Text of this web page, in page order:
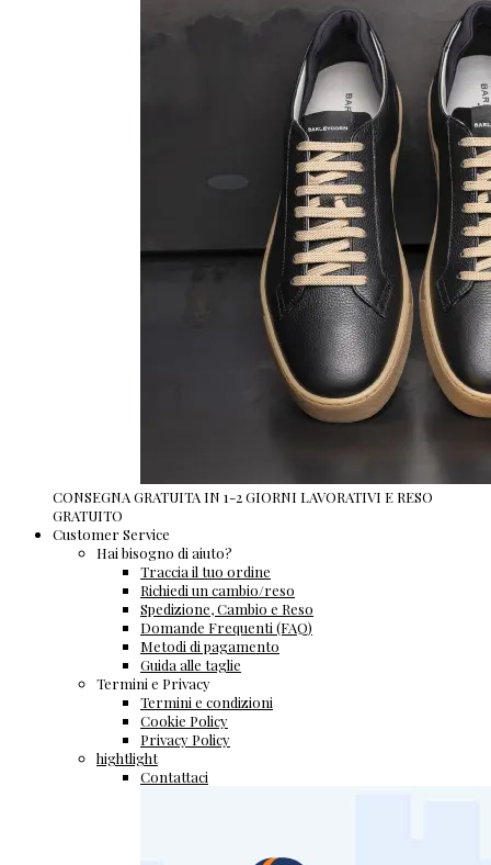
CONSEGNA GRATUITA IN 1-2 GIORNI LAVORATIVI E RESO
GRATUITO
Customer Service
Hai bisogno di aiuto?
Traccia il tuo ordine
Richiedi un cambio/reso
Spedizione, Cambio e Reso
Domande Frequenti (FAQ)
Metodi di pagamento
Guida alle taglie
Termini e Privacy
Termini e condizioni
Cookie Policy
Privacy Policy
hightlight
Contattaci